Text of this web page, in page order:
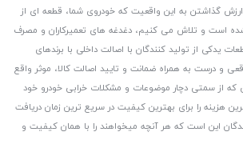
ارزش گذاشتن به این واقعیت که خودروی شما، قطعه ای از
شده است و تلاش می کنیم، دغدغه های تعمیرکاران و مصرف
یدکی از تولید کنندگان با اصالت داخلی با برندهای
و درست به همراه ضمانت و تایید اصالت کالا، موثر واقع
که از سمتی دچار موضوعات و مشکلات خرابی خودرو خود
هزینه را برای بهترین کیفیت در سریع ترین زمان دریافت
این است که هر آنچه میخواهند را با همان کیفیت و